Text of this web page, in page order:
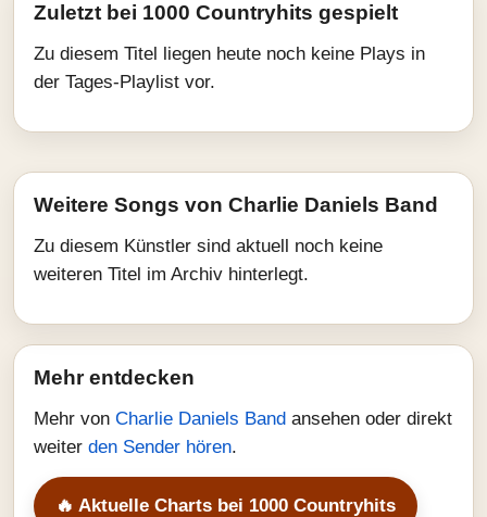
Zuletzt bei 1000 Countryhits gespielt
Zu diesem Titel liegen heute noch keine Plays in
der Tages-Playlist vor.
Weitere Songs von Charlie Daniels Band
Zu diesem Künstler sind aktuell noch keine
weiteren Titel im Archiv hinterlegt.
Mehr entdecken
Mehr von Charlie Daniels Band ansehen oder direkt
weiter den Sender hören.
🔥 Aktuelle Charts bei 1000 Countryhits